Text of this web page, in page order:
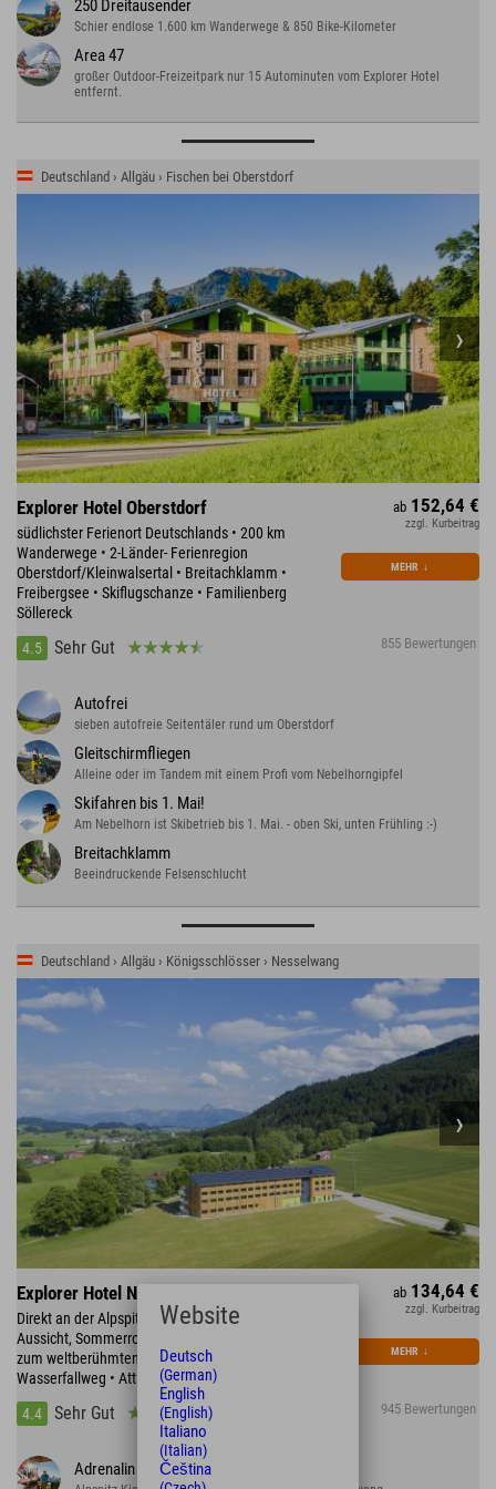
250 Dreitausender
Schier endlose 1.600 km Wanderwege & 850 Bike-Kilometer
Area 47
großer Outdoor-Freizeitpark nur 15 Autominuten vom Explorer Hotel
entfernt.
Deutschland › Allgäu › Fischen bei Oberstdorf
Explorer Hotel Oberstdorf
südlichster Ferienort Deutschlands • 200 km
Wanderwege • 2-Länder- Ferienregion
Oberstdorf/Kleinwalsertal • Breitachklamm •
Freibergsee • Skiflugschanze • Familienberg
Söllereck
4.5
Sehr Gut 855 Bewertungen
ab 152,64 €
zzgl. Kurbeitrag
MEHR ↓
Autofrei
sieben autofreie Seitentäler rund um Oberstdorf
Gleitschirmfliegen
Alleine oder im Tandem mit einem Profi vom Nebelhorngipfel
Skifahren bis 1. Mai!
Am Nebelhorn ist Skibetrieb bis 1. Mai. - oben Ski, unten Frühling :-)
Breitachklamm
Beeindruckende Felsenschlucht
Deutschland › Allgäu › Königsschlösser › Nesselwang
Explorer Hotel Neuschwanstein
Direkt an der Alpspitzbahn: Wandern, Panorama-
Aussicht, Sommerrodeln & Alpspitzkick • in 20 min
zum weltberühmten Königschloss Neuschwanstein •
Wasserfallweg • Attlesee • Forggensee
4.4
Sehr Gut 945 Bewertungen
ab 134,64 €
zzgl. Kurbeitrag
MEHR ↓
Adrenalin pur
Website
Deutsch
(German)
English
(English)
Italiano
(Italian)
Čeština